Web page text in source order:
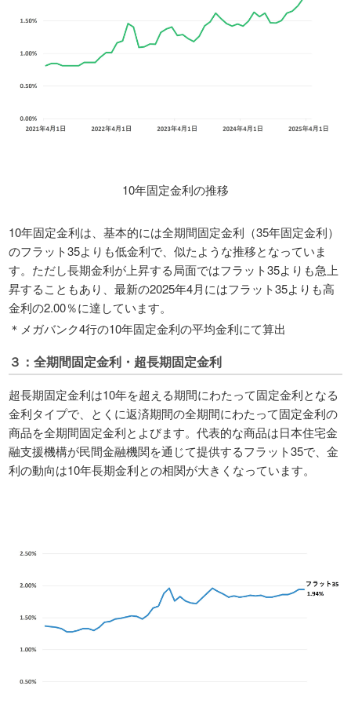
10年固定金利の推移
10年固定金利は、基本的には全期間固定金利（35年固定金利）
のフラット35よりも低金利で、似たような推移となっていま
す。ただし長期金利が上昇する局面ではフラット35よりも急上
昇することもあり、最新の2025年4月にはフラット35よりも高
金利の2.00％に達しています。
＊メガバンク4行の10年固定金利の平均金利にて算出
３：全期間固定金利・超長期固定金利
超長期固定金利は10年を超える期間にわたって固定金利となる
金利タイプで、とくに返済期間の全期間にわたって固定金利の
商品を全期間固定金利とよびます。代表的な商品は日本住宅金
融支援機構が民間金融機関を通じて提供するフラット35で、金
利の動向は10年長期金利との相関が大きくなっています。